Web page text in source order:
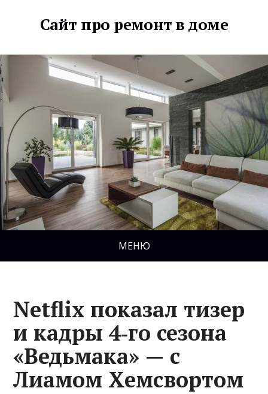
Сайт про ремонт в доме
МЕНЮ
Netflix показал тизер
и кадры 4‑го сезона
«Ведьмака» — с
Лиамом Хемсвортом